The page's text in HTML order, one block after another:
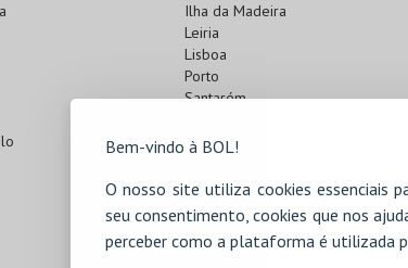
Bem-vindo à BOL!
O nosso site utiliza cookies essenciais
seu consentimento, cookies que nos
perceber como a plataforma é utilizada
Ilha da Madeira
Leiria
Lisboa
Porto
Santarém
Viana do Castelo
Viseu